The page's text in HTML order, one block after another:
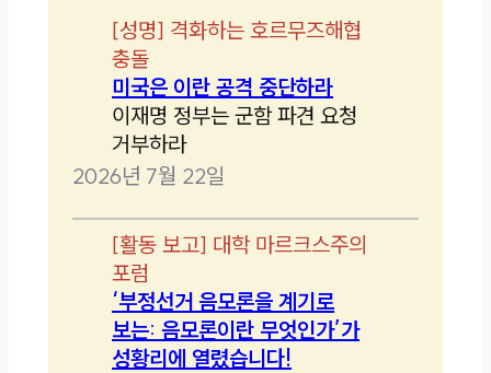
[성명] 격화하는 호르무즈해협
충돌
미국은 이란 공격 중단하라
이재명 정부는 군함 파견 요청
거부하라
2026년 7월 22일
[활동 보고] 대학 마르크스주의
포럼
‘부정선거 음모론을 계기로
보는: 음모론이란 무엇인가’가
성황리에 열렸습니다!